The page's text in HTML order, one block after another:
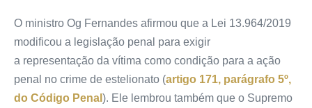
O ministro Og Fernandes afirmou que a Lei 13.964/2019
modificou a legislação penal para exigir
a representação da vítima como condição para a ação
penal no crime de estelionato (artigo 171, parágrafo 5º,
do Código Penal ). Ele lembrou também que o Supremo